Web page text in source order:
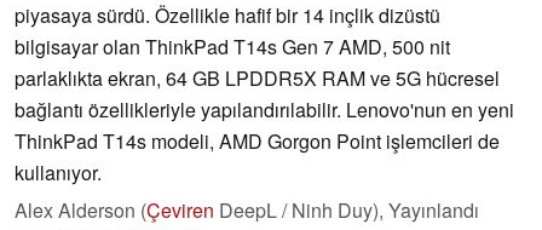
piyasaya sürdü. Özellikle hafif bir 14 inçlik dizüstü
bilgisayar olan ThinkPad T14s Gen 7 AMD, 500 nit
parlaklıkta ekran, 64 GB LPDDR5X RAM ve 5G hücresel
bağlantı özellikleriyle yapılandırılabilir. Lenovo'nun en yeni
ThinkPad T14s modeli, AMD Gorgon Point işlemcileri de
kullanıyor.
Alex Alderson (Çeviren DeepL / Ninh Duy), Yayınlandı